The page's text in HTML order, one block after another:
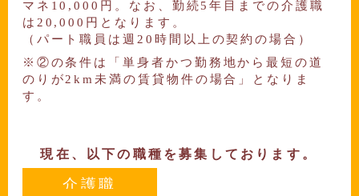
マネ10,000円。なお、勤続5年目までの介護職
は20,000円となります。
（パート職員は週20時間以上の契約の場合）
②の条件は「単身者かつ勤務地から最短の道
のりが2km未満の賃貸物件の場合」となりま
す。
現在、以下の職種を募集しております。
介護職